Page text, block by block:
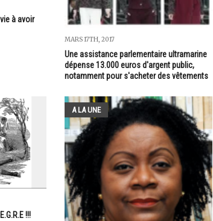
à avoir
MARS 17TH, 2017
Une assistance parlementaire ultramarine
dépense 13.000 euros d'argent public,
notamment pour s'acheter des vêtements
!!!
A LA UNE